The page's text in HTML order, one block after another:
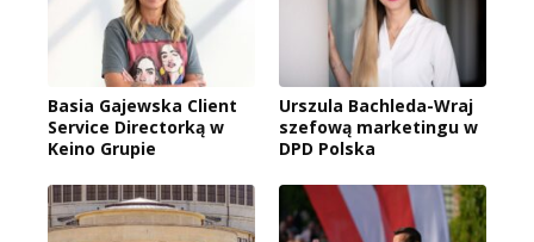
Basia Gajewska Client
Service Directorką w
Keino Grupie
Urszula Bachleda-Wraj
szefową marketingu w
DPD Polska